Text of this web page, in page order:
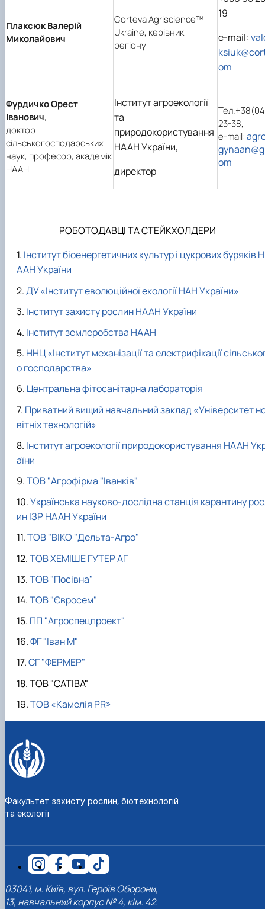
Плаксюк Валерій
Миколайович
Corteva Agriscience™
Ukraine, керівник
регіону
19
е-mail:
om
Фурдичко Орест
Іванович,
доктор
сільськогосподарських
наук, професор, академік
НААН
Інститут агроекології
та
природокористування
НААН України,
директор
23-38,
e-mail:
om
РОБОТОДАВЦІ ТА СТЕЙКХОЛДЕРИ
Інститут біоенергетичних культур і цукрових буряків Н
ААН України
ДУ «Інститут еволюційної екології НАН України»
Інститут захисту рослин НААН України
Інститут землеробства НААН
ННЦ «Інститут механізації та електрифікації
о господарства»
Центральна фітосанітарна лабораторія
Приватний вищий навчальний заклад «Університет
вітніх технологій»
Інститут агроекології природокористування НААН
аїни
ТОВ "Агрофірма "Іванків"
Українська науково-дослідна станція карантину
ин ІЗР НААН України
ТОВ "ВІКО "Дельта-Агро"
ТОВ ХЕМІШЕ ГУТЕР АГ
ТОВ "Посівна"
ТОВ "Євросем"
ПП "Агроспецпроект"
ФГ "Іван М"
СГ "ФЕРМЕР"
ТОВ "САТІВА"
ТОВ «Камелія PR»
Факультет захисту рослин, біотехнологій
та екології
03041, м. Київ, вул. Героїв Оборони,
13, навчальний корпус № 4, кім. 42.